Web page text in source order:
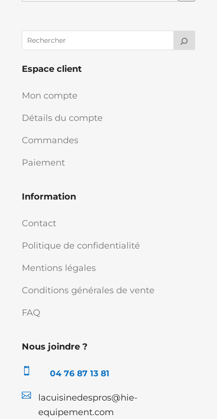
Espace client
Mon compte
Détails du compte
Commandes
Paiement
Information
Contact
Politique de confidentialité
Mentions légales
Conditions générales de vente
FAQ
Nous joindre ?
 04 76 87 13 81

lacuisinedespros@hie-
equipement.com